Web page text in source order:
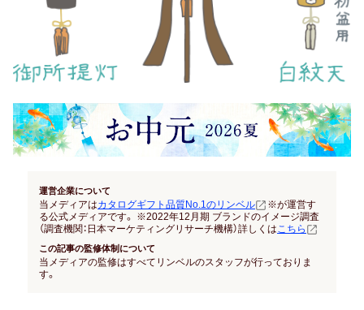
香典返し
喪中見舞い
引き出物
結婚式 引出物
法事 引出物
お祝い･お見舞い
運営企業について
当メディアはカタログギフト品質No.1のリンベル
※が運営す
る公式メディアです。 ※2022年12月期 ブランドのイメージ調査
（調査機関：日本マーケティングリサーチ機構）詳しくはこちら
この記事の監修体制について
当メディアの監修はすべてリンベルのスタッフが行っておりま
す。